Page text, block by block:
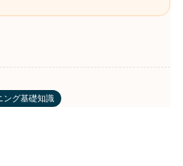
ング基礎知識